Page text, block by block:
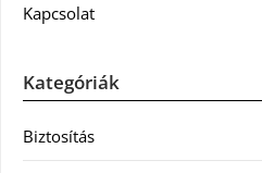
Kapcsolat
Kategóriák
Biztosítás